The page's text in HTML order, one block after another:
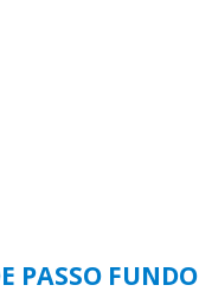
PASSO FUNDO